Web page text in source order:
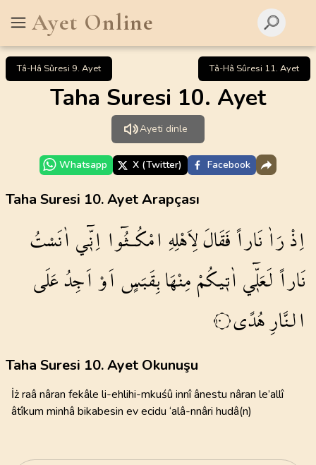
Ayet Online
Tâ-Hâ Sûresi 9. Ayet Tâ-Hâ Sûresi 11. Ayet
Taha Suresi 10. Ayet
Ayeti dinle
Whatsapp X (Twitter) Facebook
Taha Suresi 10. Ayet Arapçası
اِذْرَاٰنَاراًفَقَالَلِاَهْلِهِامْكُـثُٓوا اِنّ۪ٓياٰنَسْتُ
نَاراًلَعَلّ۪ٓياٰت۪يكُمْمِنْهَابِقَبَسٍاَوْاَجِدُعَلَى
النَّارِهُدًى ١٠
Taha Suresi 10. Ayet Okunuşu
İż raâ nâran fekâle li-ehlihi-mkuśû innî ânestu nâran le’allî
âtîkum minhâ bikabesin ev ecidu ‘alâ-nnâri hudâ(n)